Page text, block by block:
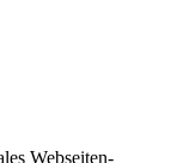
Webseiten-